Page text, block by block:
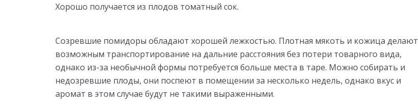
Хорошо получается из плодов томатный сок.
Созревшие помидоры обладают хорошей лежкостью. Плотная мякоть и кожица делают
возможным транспортирование на дальние расстояния без потери товарного вида,
однако из-за необычной формы потребуется больше места в таре. Можно собирать и
недозревшие плоды, они поспеют в помещении за несколько недель, однако вкус и
аромат в этом случае будут не такими выраженными.